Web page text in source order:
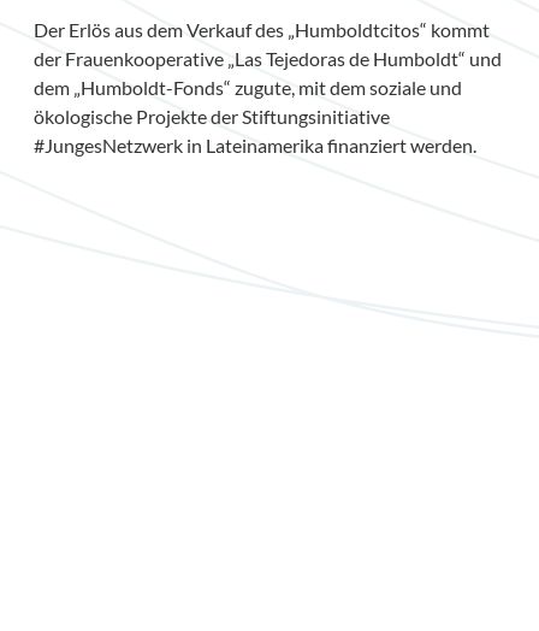
Der Erlös aus dem Verkauf des „Humboldtcitos“ kommt
der Frauenkooperative „Las Tejedoras de Humboldt“ und
dem „Humboldt-Fonds“ zugute, mit dem soziale und
ökologische Projekte der Stiftungsinitiative
#JungesNetzwerk in Lateinamerika finanziert werden.